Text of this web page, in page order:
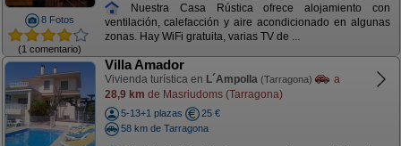
8 Fotos
(1 comentario)
Nuestra Casa Rústica ofrece alojamiento con
ventilación, calefacción y aire acondicionado en algunas
zonas. Hay WiFi gratuita, varias TV de ...
Villa Amador
Vivienda turística en L´Ampolla (Tarragona)
a
28,9 km de Masriudoms (Tarragona)
5-13+1 plazas
25 €
58 km de Tarragona